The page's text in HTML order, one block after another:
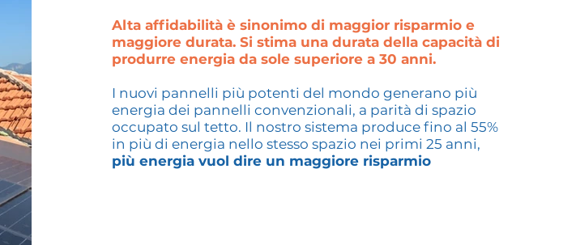
Alta affidabilità è sinonimo di maggior risparmio e
maggiore durata. Si stima una durata della capacità di
produrre energia da sole superiore a 30 anni.
I nuovi pannelli più potenti del mondo generano più
energia dei pannelli convenzionali, a parità di spazio
occupato sul tetto. Il nostro sistema produce fino al 55%
in più di energia nello stesso spazio nei primi 25 anni,
più energia vuol dire un maggiore risparmio